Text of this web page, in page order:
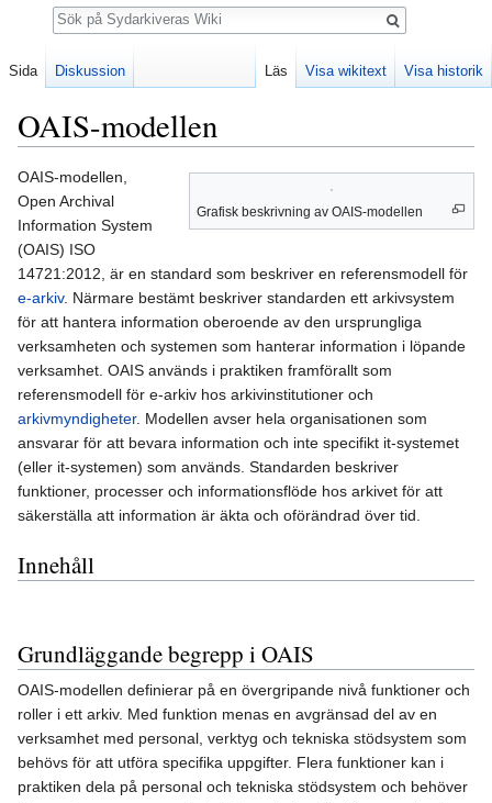
OAIS-modellen
Hoppa
till
navigering
Hoppa
till
sök
Grafisk beskrivning av OAIS-modellen
OAIS-modellen,
Open Archival
Information System
(OAIS) ISO
14721:2012, är en standard som beskriver en referensmodell för
e-arkiv. Närmare bestämt beskriver standarden ett arkivsystem
för att hantera information oberoende av den ursprungliga
verksamheten och systemen som hanterar information i löpande
verksamhet. OAIS används i praktiken framförallt som
referensmodell för e-arkiv hos arkivinstitutioner och
arkivmyndigheter. Modellen avser hela organisationen som
ansvarar för att bevara information och inte specifikt it-systemet
(eller it-systemen) som används. Standarden beskriver
funktioner, processer och informationsflöde hos arkivet för att
säkerställa att information är äkta och oförändrad över tid.
Innehåll
Grundläggande begrepp i OAIS
OAIS-modellen definierar på en övergripande nivå funktioner och
roller i ett arkiv. Med funktion menas en avgränsad del av en
verksamhet med personal, verktyg och tekniska stödsystem som
behövs för att utföra specifika uppgifter. Flera funktioner kan i
praktiken dela på personal och tekniska stödsystem och behöver
Sida Diskussion Läs Visa wikitext Visa historik